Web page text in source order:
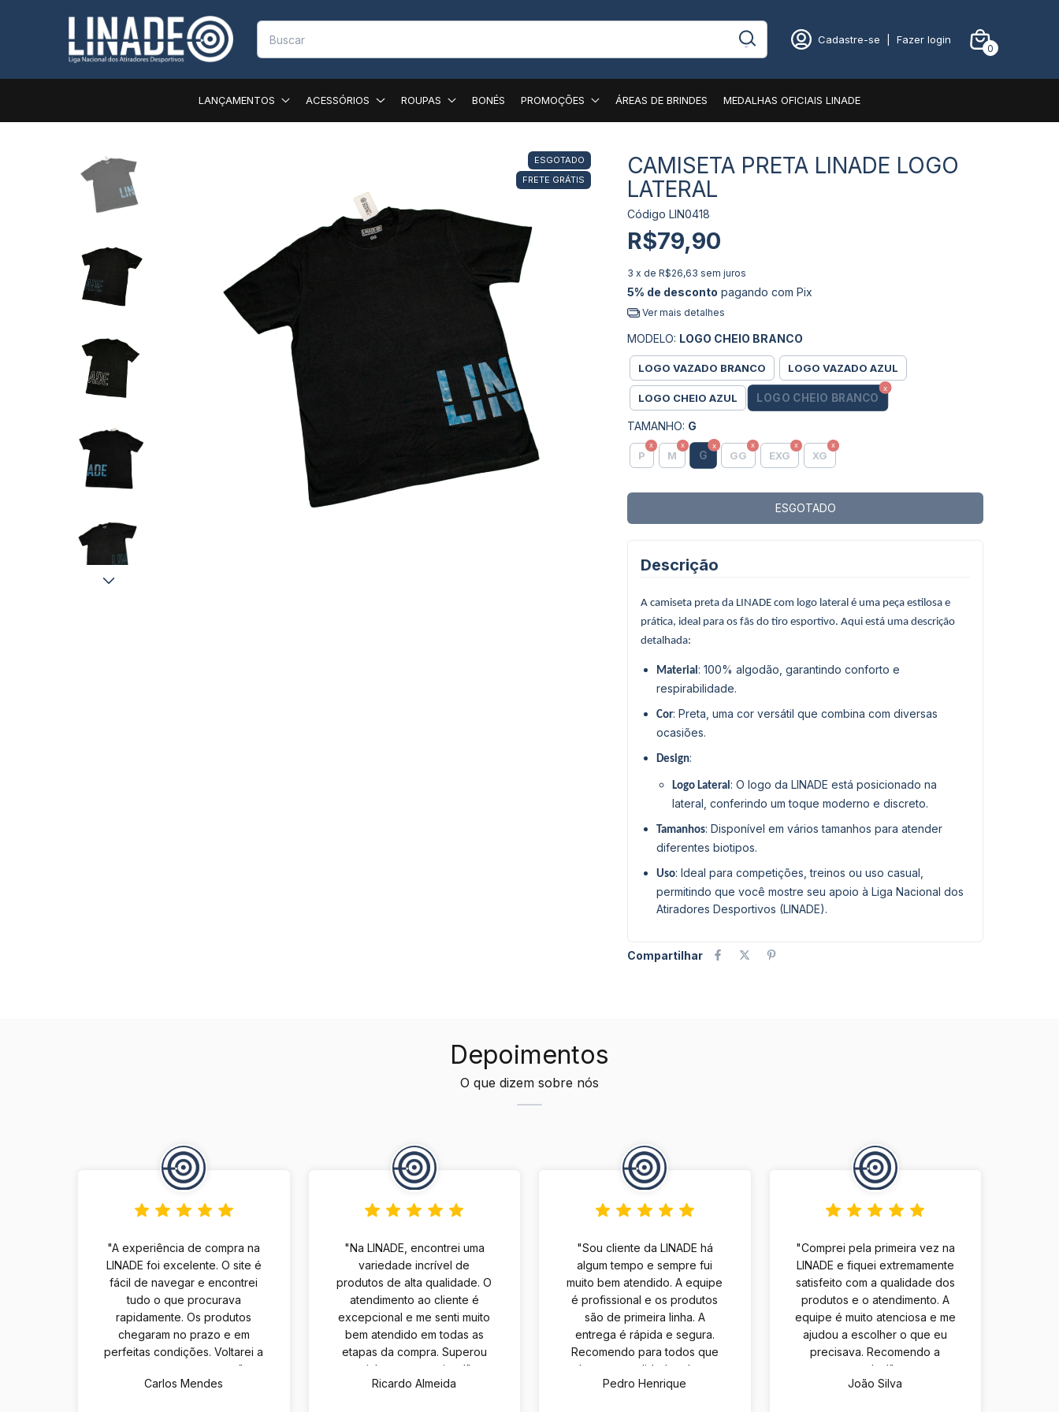
Cadastre-se Fazer login
0
LANÇAMENTOS ACESSÓRIOS ROUPAS BONÉS PROMOÇÕES ÁREAS DE BRINDES MEDALHAS OFICIAIS LINADE
ESGOTADO
FRETE GRÁTIS
CAMISETA PRETA LINADE LOGO
LATERAL
Código LIN0418
R$79,90
3 x de R$26,63 sem juros
5% de desconto pagando com Pix
Ver mais detalhes
MODELO: LOGO CHEIO BRANCO
LOGO VAZADO BRANCO LOGO VAZADO AZUL
LOGO CHEIO AZUL LOGO CHEIO BRANCO
TAMANHO: G
P M G GG EXG XG
Descrição
A camiseta preta da LINADE com logo lateral é uma peça estilosa e
prática, ideal para os fãs do tiro esportivo. Aqui está uma descrição
detalhada:
Material : 100% algodão, garantindo conforto e
respirabilidade.
Cor: Preta, uma cor versátil que combina com diversas
ocasiões.
Design:
Logo Lateral : O logo da LINADE está posicionado na
lateral, conferindo um toque moderno e discreto.
Tamanhos: Disponível em vários tamanhos para atender
diferentes biotipos.
Uso: Ideal para competições, treinos ou uso casual,
permitindo que você mostre seu apoio à Liga Nacional dos
Atiradores Desportivos (LINADE).
Compartilhar
Depoimentos
O que dizem sobre nós
"A experiência de compra na
LINADE foi excelente. O site é
fácil de navegar e encontrei
tudo o que procurava
rapidamente. Os produtos
chegaram no prazo e em
perfeitas condições. Voltarei a
comprar com certeza."
Carlos Mendes
"Na LINADE, encontrei uma
variedade incrível de
produtos de alta qualidade. O
atendimento ao cliente é
excepcional e me senti muito
bem atendido em todas as
etapas da compra. Superou
minhas expectativas!"
Ricardo Almeida
"Sou cliente da LINADE há
algum tempo e sempre fui
muito bem atendido. A equipe
é profissional e os produtos
são de primeira linha. A
entrega é rápida e segura.
Recomendo para todos que
buscam qualidade e bom
atendimento."
Pedro Henrique
"Comprei pela primeira vez na
LINADE e fiquei extremamente
satisfeito com a qualidade dos
produtos e o atendimento. A
equipe é muito atenciosa e me
ajudou a escolher o que eu
precisava. Recomendo a
todos!"
João Silva